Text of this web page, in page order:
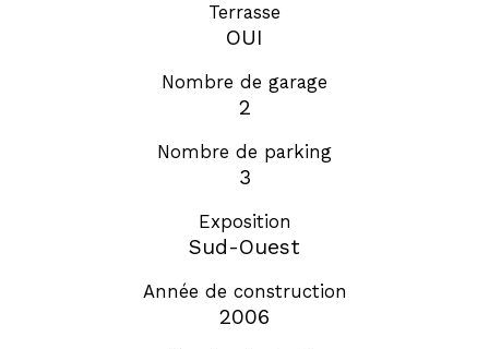
Terrasse
OUI
Nombre de garage
2
Nombre de parking
3
Exposition
Sud-Ouest
Année de construction
2006